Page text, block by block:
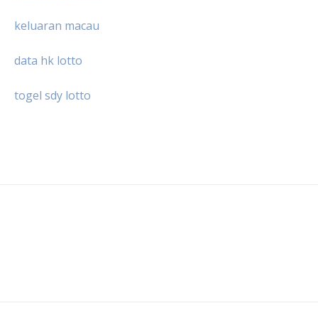
keluaran macau
data hk lotto
togel sdy lotto